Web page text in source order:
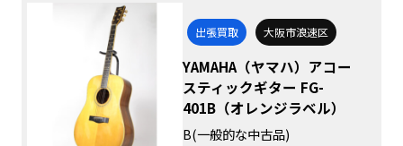
出張買取 大阪市浪速区
YAMAHA（ヤマハ）アコー
スティックギター FG-
401B（オレンジラベル）
B(一般的な中古品)